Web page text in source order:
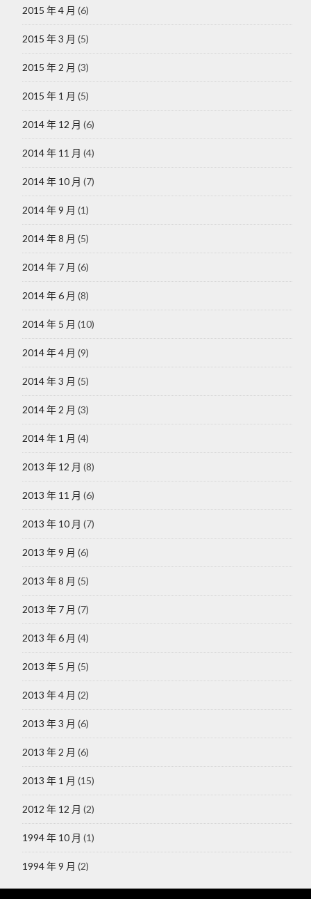
2015 年 4 月 (6)
2015 年 3 月 (5)
2015 年 2 月 (3)
2015 年 1 月 (5)
2014 年 12 月 (6)
2014 年 11 月 (4)
2014 年 10 月 (7)
2014 年 9 月 (1)
2014 年 8 月 (5)
2014 年 7 月 (6)
2014 年 6 月 (8)
2014 年 5 月 (10)
2014 年 4 月 (9)
2014 年 3 月 (5)
2014 年 2 月 (3)
2014 年 1 月 (4)
2013 年 12 月 (8)
2013 年 11 月 (6)
2013 年 10 月 (7)
2013 年 9 月 (6)
2013 年 8 月 (5)
2013 年 7 月 (7)
2013 年 6 月 (4)
2013 年 5 月 (5)
2013 年 4 月 (2)
2013 年 3 月 (6)
2013 年 2 月 (6)
2013 年 1 月 (15)
2012 年 12 月 (2)
1994 年 10 月 (1)
1994 年 9 月 (2)